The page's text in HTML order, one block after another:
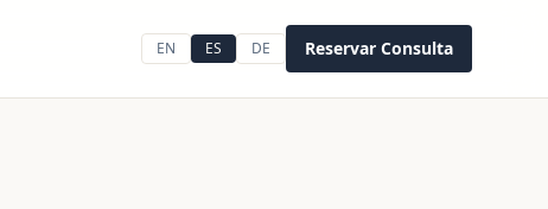
EN ES DE Reservar Consulta